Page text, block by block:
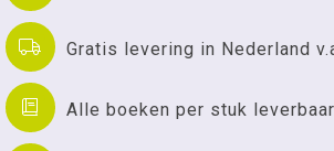
Gratis levering in Nederland
Alle boeken per stuk leverbaar